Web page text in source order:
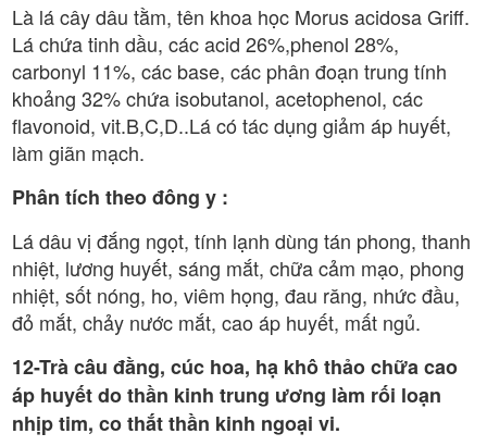
Là lá cây dâu tằm, tên khoa học Morus acidosa Griff.
Lá chứa tinh dầu, các acid 26%,phenol 28%,
carbonyl 11%, các base, các phân đoạn trung tính
khoảng 32% chứa isobutanol, acetophenol, các
flavonoid, vit.B,C,D..Lá có tác dụng giảm áp huyết,
làm giãn mạch.
Phân tích theo đông y :
Lá dâu vị đắng ngọt, tính lạnh dùng tán phong, thanh
nhiệt, lương huyết, sáng mắt, chữa cảm mạo, phong
nhiệt, sốt nóng, ho, viêm họng, đau răng, nhức đầu,
đỏ mắt, chảy nước mắt, cao áp huyết, mất ngủ.
12-Trà câu đằng, cúc hoa, hạ khô thảo chữa cao
áp huyết do thần kinh trung ương làm rối loạn
nhịp tim, co thắt thần kinh ngoại vi.